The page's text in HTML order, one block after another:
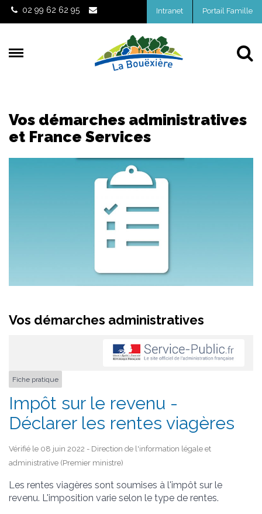
Gestion des traceurs
02 99 62 62 95 Intranet Portail Famille
Vos démarches administratives
et France Services
Vos démarches administratives
Fiche pratique
Impôt sur le revenu -
Déclarer les rentes viagères
Vérifié le 08 juin 2022 - Direction de l'information légale et
administrative (Premier ministre)
Les rentes viagères sont soumises à l'impôt sur le
revenu. L'imposition varie selon le type de rentes.